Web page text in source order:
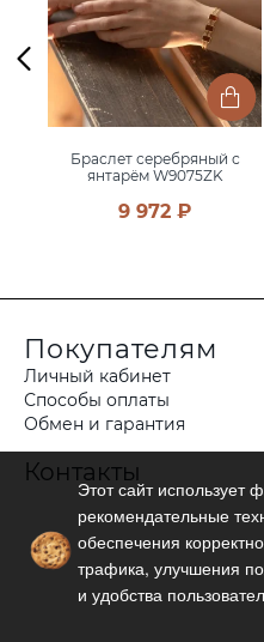
Браслет серебряный с
янтарём W9075ZK
9 972 ₽
Покупателям
Личный кабинет
Способы оплаты
Обмен и гарантия
Контакты
Этот сайт использует
рекомендательные
обеспечения
трафика, улучшения
и удобства